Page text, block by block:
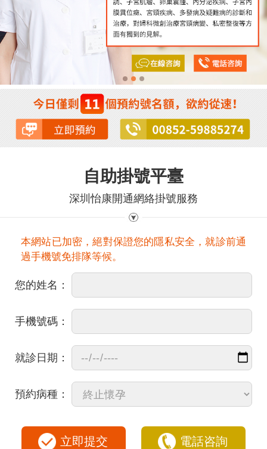
自助掛號平臺
深圳怡康開通網絡掛號服務
本網站已加密，絕對保證您的隱私安全，就診前通
過手機號免排隊等候。
您的姓名：
手機號碼：
就診日期：
預約病種：
立即提交 電話咨詢